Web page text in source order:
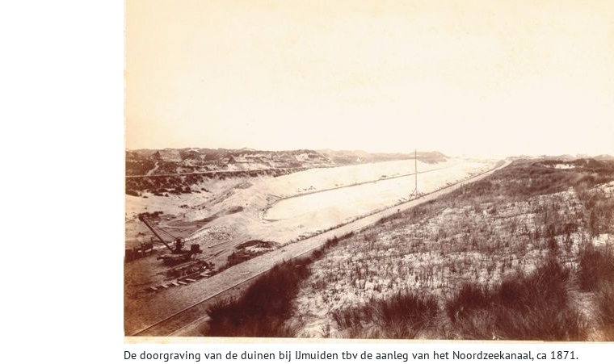
De doorgraving van de duinen bij IJmuiden tbv de aanleg van het Noordzeekanaal, ca 1871.